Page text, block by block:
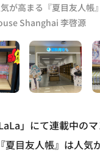
Shanghai 李啓源
が高まる『夏目友人
LaLa」にて連載中の
夏目友人帳』は人気